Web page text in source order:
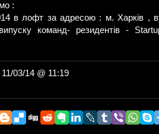
:
в лофт за адресою : м. Харків ,
команд- резидентів -
03/14 @ 11:19